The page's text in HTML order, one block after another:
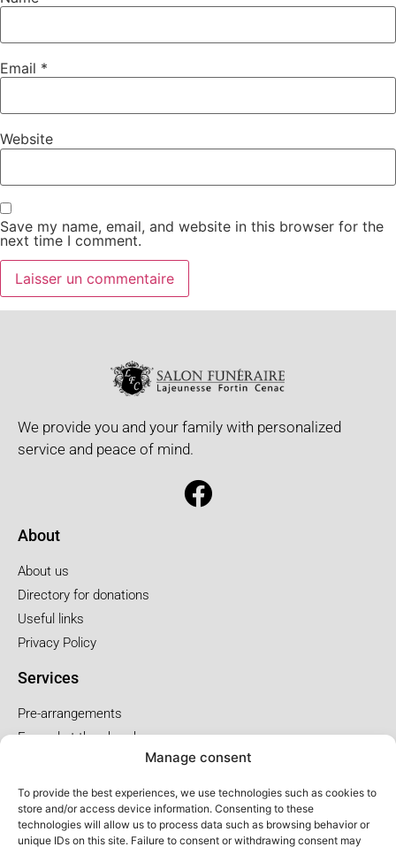
Manage consent
To provide the best experiences, we use technologies such as cookies to
store and/or access device information. Consenting to these
technologies will allow us to process data such as browsing behavior or
unique IDs on this site. Failure to consent or withdrawing consent may
Email *
Website
Save my name, email, and website in this browser for the
next time I comment.
We provide you and your family with personalized
service and peace of mind.
About
About us
Directory for donations
Useful links
Privacy Policy
Services
Pre-arrangements
Funeral at the church
Service package and price
Cremation service package